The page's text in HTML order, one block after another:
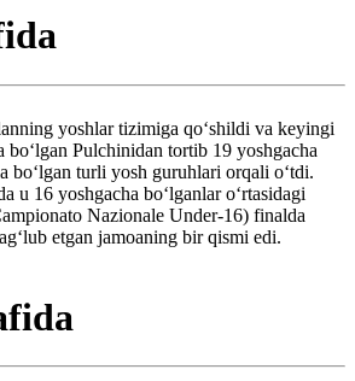
yoshlar tizimiga qoʻshildi va keyingi
boʻlgan Pulchinidan tortib 19 yoshgacha
boʻlgan turli yosh guruhlari orqali oʻtdi.
u 16 yoshgacha boʻlganlar oʻrtasidagi
Nazionale Under-16) finalda
etgan jamoaning bir qismi edi.